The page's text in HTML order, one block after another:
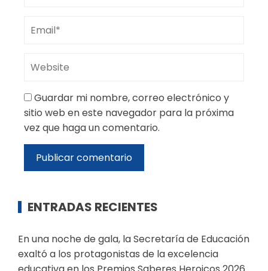
Guardar mi nombre, correo electrónico y
sitio web en este navegador para la próxima
vez que haga un comentario.
ENTRADAS RECIENTES
En una noche de gala, la Secretaría de Educación
exaltó a los protagonistas de la excelencia